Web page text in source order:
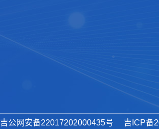
吉公网安备22017202000435号 吉ICP备